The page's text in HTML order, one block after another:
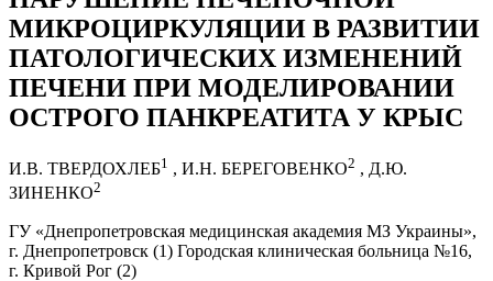
МИКРОЦИРКУЛЯЦИИ В РАЗВИТИИ
ПАТОЛОГИЧЕСКИХ ИЗМЕНЕНИЙ
ПЕЧЕНИ ПРИ МОДЕЛИРОВАНИИ
ОСТРОГО ПАНКРЕАТИТА У КРЫС
И.В. ТВЕРДОХЛЕБ1 , И.Н. БЕРЕГОВЕНКО2 , Д.Ю.
ЗИНЕНКО2
ГУ «Днепропетровская медицинская академия МЗ Украины»,
г. Днепропетровск (1) Городская клиническая больница №16,
г. Кривой Рог (2)